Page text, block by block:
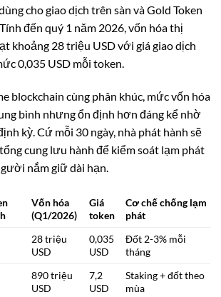
cho giao dịch trên sàn và Gold Token
đến quý 1 năm 2026, vốn hóa thị
khoảng 28 triệu USD với giá giao dịch
0,035 USD mỗi token.
blockchain cùng phân khúc, mức vốn hóa
bình nhưng ổn định hơn đáng kể nhờ
kỳ. Cứ mỗi 30 ngày, nhà phát hành sẽ
cung lưu hành để kiểm soát lạm phát
nắm giữ dài hạn.
Vốn hóa
(Q1/2026)
Giá
token
Cơ chế chống lạm
phát
28 triệu
USD
0,035
USD
Đốt 2-3% mỗi
tháng
890 triệu
USD
7,2
USD
Staking + đốt theo
mùa